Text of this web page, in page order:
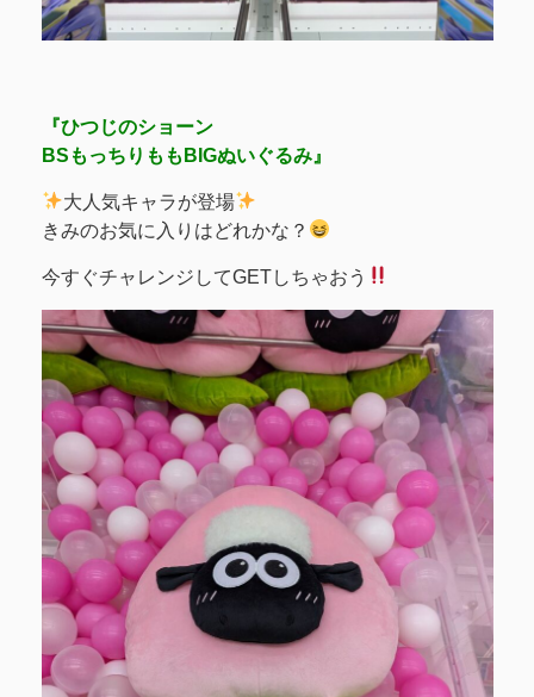
『ひつじのショーン
BSもっちりももBIGぬいぐるみ』
大人気キャラが登場
きみのお気に入りはどれかな？
今すぐチャレンジしてGETしちゃおう